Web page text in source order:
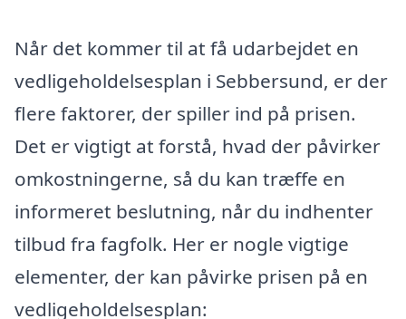
Når det kommer til at få udarbejdet en
vedligeholdelsesplan i Sebbersund, er der
flere faktorer, der spiller ind på prisen.
Det er vigtigt at forstå, hvad der påvirker
omkostningerne, så du kan træffe en
informeret beslutning, når du indhenter
tilbud fra fagfolk. Her er nogle vigtige
elementer, der kan påvirke prisen på en
vedligeholdelsesplan: